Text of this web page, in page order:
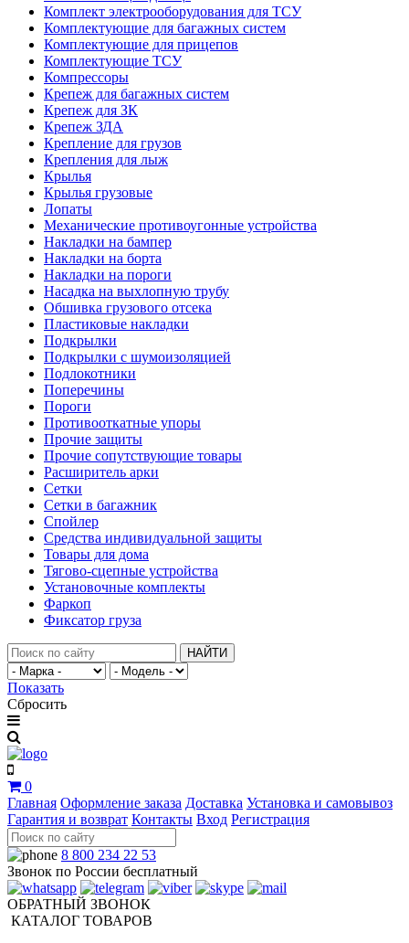
Комплект электрооборудования для ТСУ
Комплектующие для багажных систем
Комплектующие для прицепов
Комплектующие ТСУ
Компрессоры
Крепеж для багажных систем
Крепеж для ЗК
Крепеж ЗДА
Крепление для грузов
Крепления для лыж
Крылья
Крылья грузовые
Лопаты
Механические противоугонные устройства
Накладки на бампер
Накладки на борта
Накладки на пороги
Насадка на выхлопную трубу
Обшивка грузового отсека
Пластиковые накладки
Подкрылки
Подкрылки с шумоизоляцией
Подлокотники
Поперечины
Пороги
Противооткатные упоры
Прочие защиты
Прочие сопутствующие товары
Расширитель арки
Сетки
Сетки в багажник
Спойлер
Средства индивидуальной защиты
Товары для дома
Тягово-сцепные устройства
Установочные комплекты
Фаркоп
Фиксатор груза
НАЙТИ
Показать
Сбросить
0
Главная Оформление заказа Доставка Установка и самовывоз
Гарантия и возврат Контакты Вход Регистрация
8 800 234 22 53
Звонок по России бесплатный
ОБРАТНЫЙ ЗВОНОК
КАТАЛОГ ТОВАРОВ